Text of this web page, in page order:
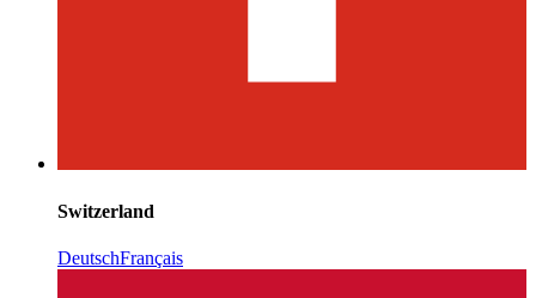
Switzerland
DeutschFrançais